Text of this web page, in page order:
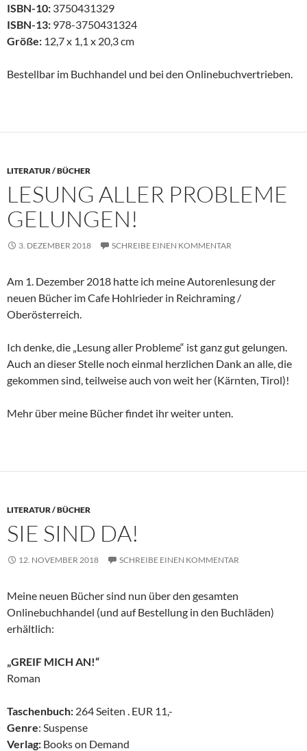
ISBN-10: 3750431329
ISBN-13: 978-3750431324
Größe: 12,7 x 1,1 x 20,3 cm
Bestellbar im Buchhandel und bei den Onlinebuchvertrieben.
LITERATUR / BÜCHER
LESUNG ALLER PROBLEME
GELUNGEN!
3. DEZEMBER 2018 SCHREIBE EINEN KOMMENTAR
Am 1. Dezember 2018 hatte ich meine Autorenlesung der
neuen Bücher im Cafe Hohlrieder in Reichraming /
Oberösterreich.
Ich denke, die „Lesung aller Probleme“ ist ganz gut gelungen.
Auch an dieser Stelle noch einmal herzlichen Dank an alle, die
gekommen sind, teilweise auch von weit her (Kärnten, Tirol)!
Mehr über meine Bücher findet ihr weiter unten.
LITERATUR / BÜCHER
SIE SIND DA!
12. NOVEMBER 2018 SCHREIBE EINEN KOMMENTAR
Meine neuen Bücher sind nun über den gesamten
Onlinebuchhandel (und auf Bestellung in den Buchläden)
erhältlich:
„GREIF MICH AN!“
Roman
Taschenbuch: 264 Seiten . EUR 11,-
Genre: Suspense
Verlag: Books on Demand